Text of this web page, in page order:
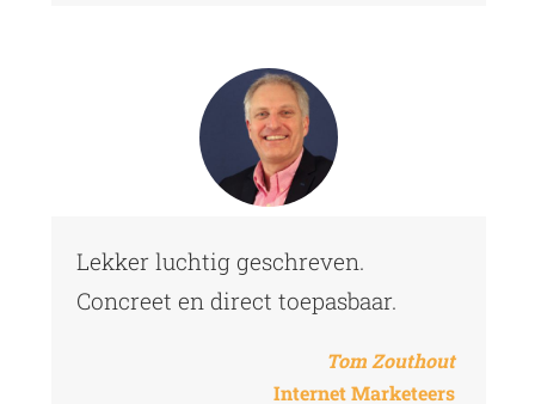
Lekker luchtig geschreven.
Concreet en direct toepasbaar.
Tom Zouthout
Internet Marketeers